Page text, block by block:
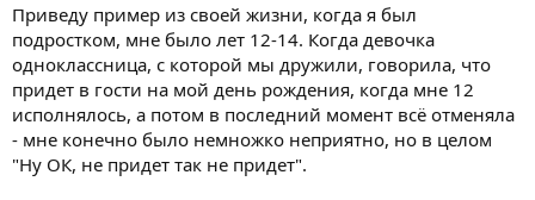
Приведу пример из своей жизни, когда я был
подростком, мне было лет 12-14. Когда девочка
одноклассница, с которой мы дружили, говорила, что
придет в гости на мой день рождения, когда мне 12
исполнялось, а потом в последний момент всё отменяла
- мне конечно было немножко неприятно, но в целом
"Ну ОК, не придет так не придет".